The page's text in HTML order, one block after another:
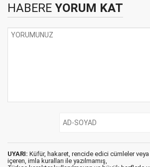
HABERE YORUM KAT
UYARI: Küfür, hakaret, rencide edici cümleler veya
içeren, imla kuralları ile yazılmamış,